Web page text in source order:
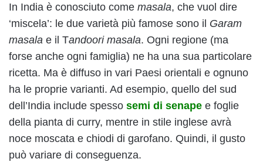
In India è conosciuto come masala, che vuol dire
‘miscela’: le due varietà più famose sono il Garam
masala e il Tandoori masala. Ogni regione (ma
forse anche ogni famiglia) ne ha una sua particolare
ricetta. Ma è diffuso in vari Paesi orientali e ognuno
ha le proprie varianti. Ad esempio, quello del sud
dell’India include spesso semi di senape e foglie
della pianta di curry, mentre in stile inglese avrà
noce moscata e chiodi di garofano. Quindi, il gusto
può variare di conseguenza.